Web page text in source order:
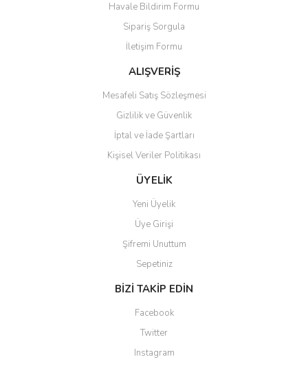
Ürün açıklamasında eksik bilgiler bulunuyor.
Ürün bilgilerinde hatalar bulunuyor.
Ürün fiyatı diğer sitelerden daha pahalı.
Bu ürüne benzer farklı alternatifler olmalı.
Gönder
Havale Bildirim Formu
Sipariş Sorgula
İletişim Formu
ALIŞVERİŞ
Mesafeli Satış Sözleşmesi
Gizlilik ve Güvenlik
İptal ve İade Şartları
Kişisel Veriler Politikası
ÜYELİK
Yeni Üyelik
Üye Girişi
Şifremi Unuttum
Sepetiniz
BİZİ TAKİP EDİN
Facebook
Twitter
Instagram